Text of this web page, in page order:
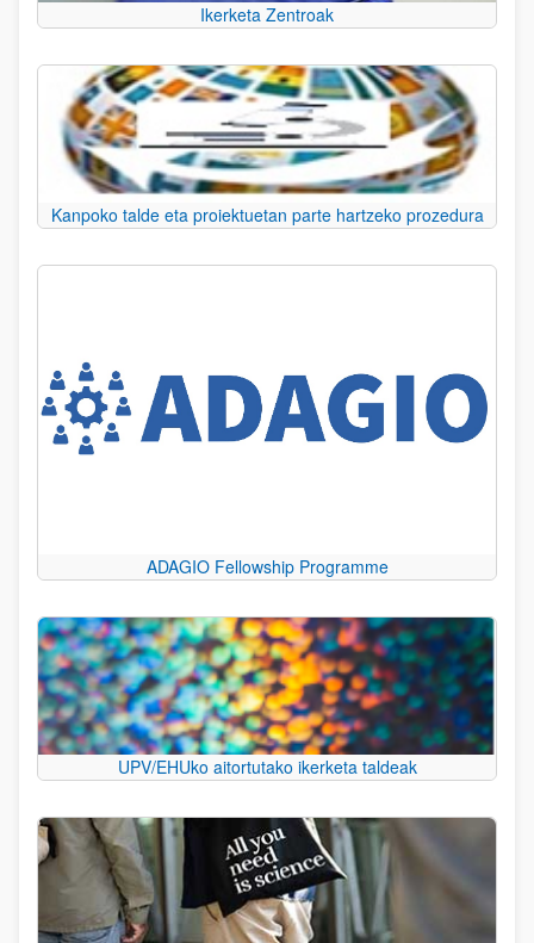
Ikerketa Zentroak
Kanpoko talde eta proiektuetan parte hartzeko prozedura
ADAGIO Fellowship Programme
UPV/EHUko aitortutako ikerketa taldeak